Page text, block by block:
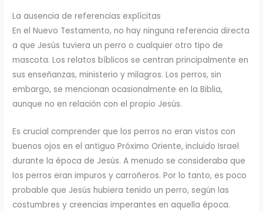
La ausencia de referencias explícitas
En el Nuevo Testamento, no hay ninguna referencia directa
a que Jesús tuviera un perro o cualquier otro tipo de
mascota. Los relatos bíblicos se centran principalmente en
sus enseñanzas, ministerio y milagros. Los perros, sin
embargo, se mencionan ocasionalmente en la Biblia,
aunque no en relación con el propio Jesús.
Es crucial comprender que los perros no eran vistos con
buenos ojos en el antiguo Próximo Oriente, incluido Israel
durante la época de Jesús. A menudo se consideraba que
los perros eran impuros y carroñeros. Por lo tanto, es poco
probable que Jesús hubiera tenido un perro, según las
costumbres y creencias imperantes en aquella época.